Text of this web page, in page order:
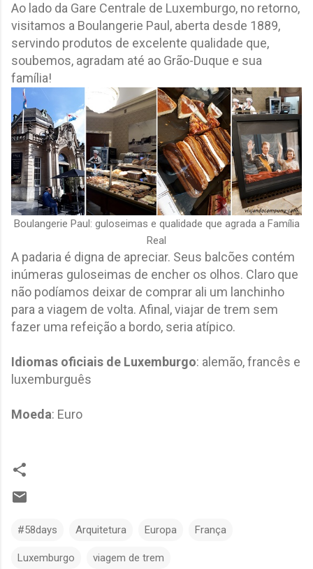
Ao lado da Gare Centrale de Luxemburgo, no retorno,
visitamos a Boulangerie Paul, aberta desde 1889,
servindo produtos de excelente qualidade que,
soubemos, agradam até ao Grão-Duque e sua
família!
Boulangerie Paul: guloseimas e qualidade que agrada a Família
Real
A padaria é digna de apreciar. Seus balcões contém
inúmeras guloseimas de encher os olhos. Claro que
não podíamos deixar de comprar ali um lanchinho
para a viagem de volta. Afinal, viajar de trem sem
fazer uma refeição a bordo, seria atípico.
Idiomas oficiais de Luxemburgo: alemão, francês e
luxemburguês
Moeda: Euro
#58days Arquitetura Europa França
Luxemburgo viagem de trem